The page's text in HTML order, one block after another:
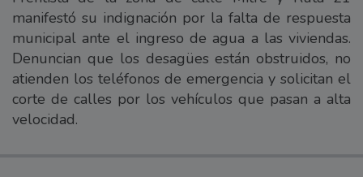
manifestó su indignación por la falta de respuesta
municipal ante el ingreso de agua a las viviendas.
Denuncian que los desagües están obstruidos, no
atienden los teléfonos de emergencia y solicitan el
corte de calles por los vehículos que pasan a alta
velocidad.